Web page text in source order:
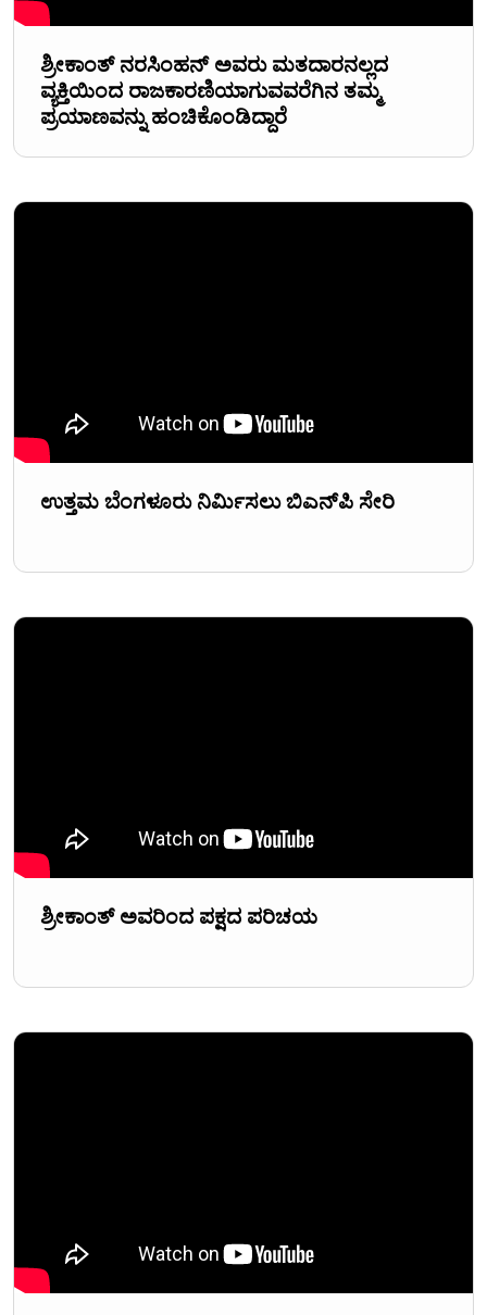
ಶ್ರೀಕಾಂತ್ ನರಸಿಂಹನ್ ಅವರು ಮತದಾರನಲ್ಲದ
ವ್ಯಕ್ತಿಯಿಂದ ರಾಜಕಾರಣಿಯಾಗುವವರೆಗಿನ ತಮ್ಮ
ಪ್ರಯಾಣವನ್ನು ಹಂಚಿಕೊಂಡಿದ್ದಾರೆ
ಉತ್ತಮ ಬೆಂಗಳೂರು ನಿರ್ಮಿಸಲು ಬಿಎನ್‌ಪಿ ಸೇರಿ
ಶ್ರೀಕಾಂತ್ ಅವರಿಂದ ಪಕ್ಷದ ಪರಿಚಯ